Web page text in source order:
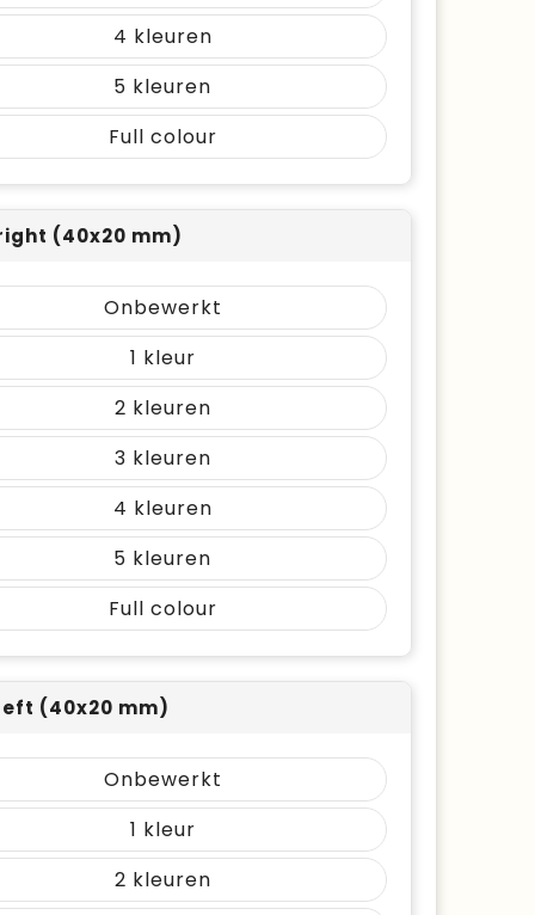
4
5
Full colour
(40x20 mm)
Onbewerkt
1
2
3
4
5
Full colour
(40x20 mm)
Onbewerkt
1
2